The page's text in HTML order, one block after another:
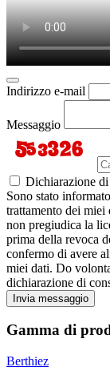
Indirizzo e-mail
Messaggio
Dichiarazione di
Sono stato
trattamento dei miei
non pregiudica la
prima della revoca
confermo di avere
miei dati. Do
dichiarazione di
Invia messaggio
Gamma di
Berthiez